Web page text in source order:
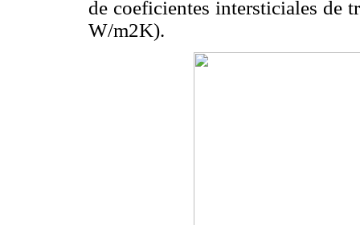
de coeficientes intersticiales de
W/m2K).